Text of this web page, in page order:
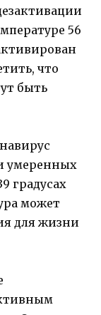
56
что
быть
умеренных
градусах
может
для жизни